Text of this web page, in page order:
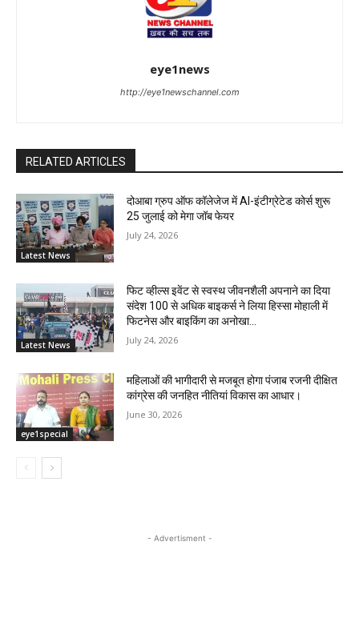
eye1news
http://eye1newschannel.com
RELATED ARTICLES
Latest News
दोआबा ग्रुप ऑफ कॉलेजेज में AI-इंटीग्रेटेड कोर्स शुरू
25 जुलाई को मेगा जॉब फेयर
July 24, 2026
Latest News
फिट व्हील्स इवेंट से स्वस्थ जीवनशैली अपनाने का दिया
संदेश 100 से अधिक बाइकर्स ने लिया हिस्सा मोहाली में
फिटनेस और बाइकिंग का अनोखा...
July 24, 2026
eye1special
महिलाओं की भागीदारी से मजबूत होगा पंजाब रजनी दीक्षित
कांग्रेस की जनहित नीतियां विकास का आधार।
June 30, 2026
- Advertisment -